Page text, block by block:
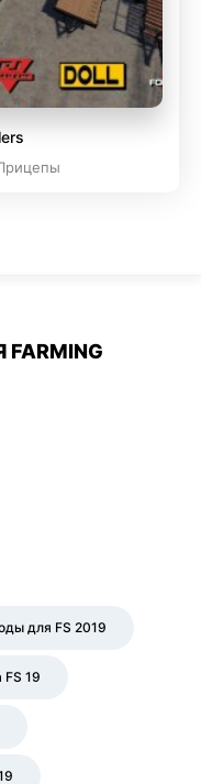
для FS 2019
FS 19